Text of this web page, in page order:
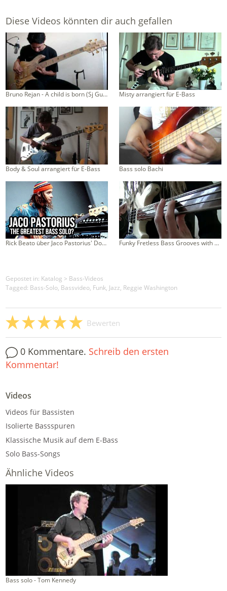
Diese Videos könnten dir auch gefallen
Bruno Rejan - A child is born (Sj Guitars) Misty arrangiert für E-Bass
Body & Soul arrangiert für E-Bass Bass solo Bachi
Rick Beato über Jaco Pastorius' Donna Lee Funky Fretless Bass Grooves with Double Stops
Gepostet in: Katalog > Bass-Videos
Tagged: Bass-Solo, Bassvideo, Funk, Jazz, Reggie Washington
Bewerten
0 Kommentare. Schreib den ersten
Kommentar!
Videos
Videos für Bassisten
Isolierte Bassspuren
Klassische Musik auf dem E-Bass
Solo Bass-Songs
Ähnliche Videos
Bass solo - Tom Kennedy